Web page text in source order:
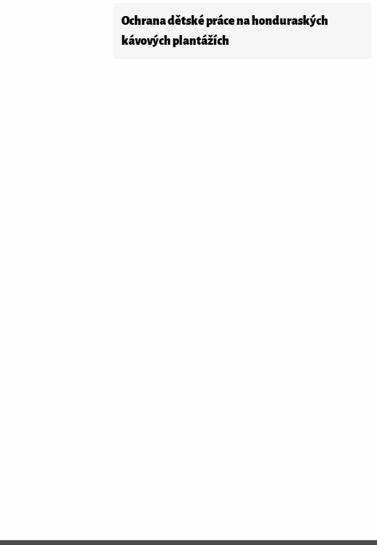
Ochrana dětské práce na honduraských
kávových plantážích